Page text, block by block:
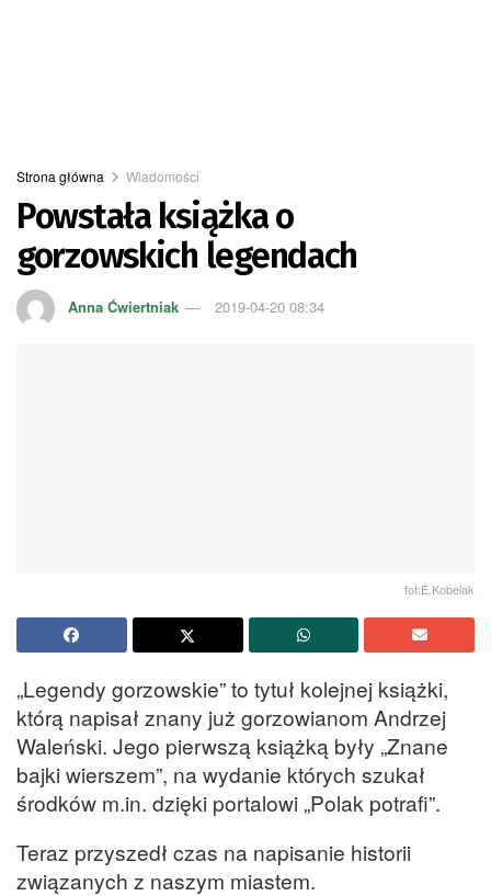
Strona główna Wiadomości
Powstała książka o
gorzowskich legendach
Anna Ćwiertniak 2019-04-20 08:34
fot:E.Kobelak
„Legendy gorzowskie” to tytuł kolejnej książki,
którą napisał znany już gorzowianom Andrzej
Waleński. Jego pierwszą książką były „Znane
bajki wierszem”, na wydanie których szukał
środków m.in. dzięki portalowi „Polak potrafi”.
Teraz przyszedł czas na napisanie historii
związanych z naszym miastem.